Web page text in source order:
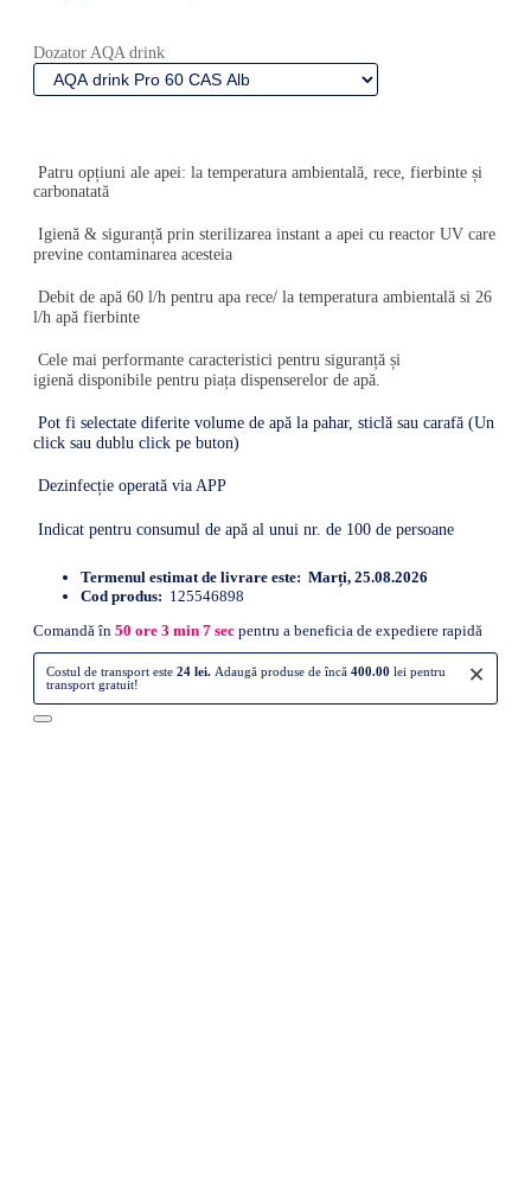
Patru opțiuni ale apei: la temperatura ambientală, rece, fierbinte și
carbonatată
Igienă & siguranță prin sterilizarea instant a apei cu reactor UV care
previne contaminarea acesteia
Debit de apă 60 l/h pentru apa rece/ la temperatura ambientală si 26
l/h apă fierbinte
Cele mai performante caracteristici pentru siguranță și
igienă disponibile pentru piața dispenserelor de apă.
Pot fi selectate diferite volume de apă la pahar, sticlă sau carafă (Un
click sau dublu click pe buton)
Dezinfecție operată via APP
Indicat pentru consumul de apă al unui nr. de 100 de persoane
Dozator AQA drink
Termenul estimat de livrare este: Marți, 25.08.2026
Cod produs: 125546898
Comandă în 50 ore 3 min 6 sec pentru a beneficia de expediere rapidă
×
Costul de transport este 24 lei. Adaugă produse de încă 400.00 lei pentru
transport gratuit!